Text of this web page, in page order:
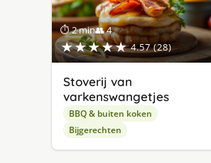
⏱ 2 min👥 4
★★★★★ 4.57 (28)
Stoverij van
varkenswangetjes
BBQ & buiten koken
Bijgerechten